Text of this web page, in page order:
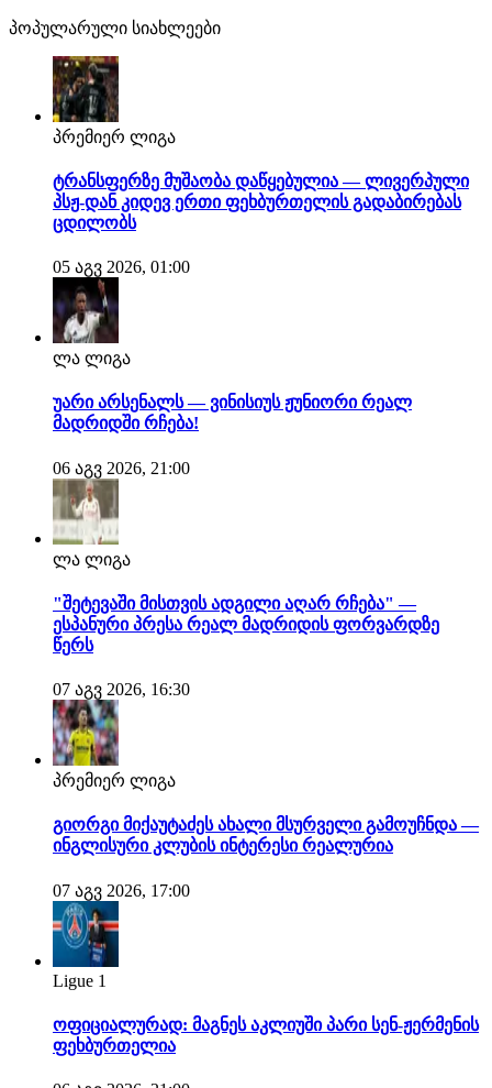
პოპულარული სიახლეები
პრემიერ ლიგა
ტრანსფერზე მუშაობა დაწყებულია — ლივერპული
პსჟ-დან კიდევ ერთი ფეხბურთელის გადაბირებას
ცდილობს
05 აგვ 2026, 01:00
ლა ლიგა
უარი არსენალს — ვინისიუს ჟუნიორი რეალ
მადრიდში რჩება!
06 აგვ 2026, 21:00
ლა ლიგა
"შეტევაში მისთვის ადგილი აღარ რჩება" —
ესპანური პრესა რეალ მადრიდის ფორვარდზე
წერს
07 აგვ 2026, 16:30
პრემიერ ლიგა
გიორგი მიქაუტაძეს ახალი მსურველი გამოუჩნდა —
ინგლისური კლუბის ინტერესი რეალურია
07 აგვ 2026, 17:00
Ligue 1
ოფიციალურად: მაგნეს აკლიუში პარი სენ-ჟერმენის
ფეხბურთელია